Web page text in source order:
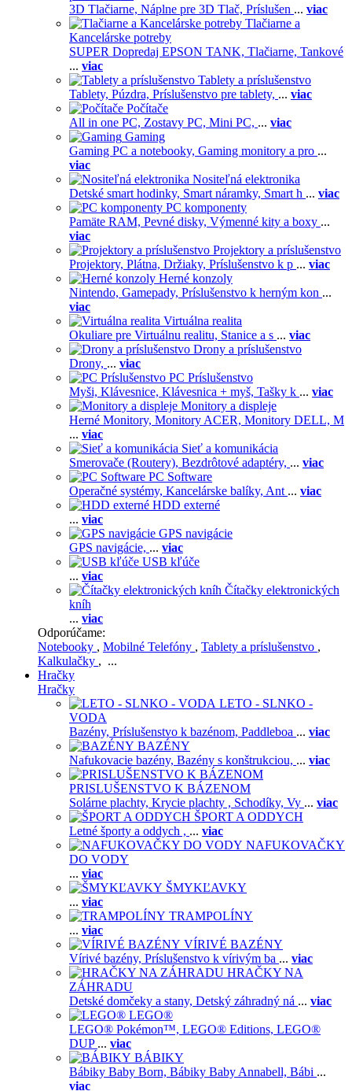
3D Tlačiarne, Náplne pre 3D Tlač, Príslušen ... viac
Tlačiarne a
Kancelárske potreby
SUPER Dopredaj EPSON TANK, Tlačiarne, Tankové
... viac
Tablety a príslušenstvo
Tablety, Púzdra, Príslušenstvo pre tablety, ... viac
Počítače
All in one PC, Zostavy PC, Mini PC, ... viac
Gaming
Gaming PC a notebooky, Gaming monitory a pro ...
viac
Nositeľná elektronika
Detské smart hodinky, Smart náramky, Smart h ... viac
PC komponenty
Pamäte RAM, Pevné disky, Výmenné kity a boxy ...
viac
Projektory a príslušenstvo
Projektory, Plátna, Držiaky, Príslušenstvo k p ... viac
Herné konzoly
Nintendo, Gamepady, Príslušenstvo k herným kon ...
viac
Virtuálna realita
Okuliare pre Virtuálnu realitu, Stanice a s ... viac
Drony a príslušenstvo
Drony, ... viac
PC Príslušenstvo
Myši, Klávesnice, Klávesnica + myš, Tašky k ... viac
Monitory a displeje
Herné Monitory, Monitory ACER, Monitory DELL, M
... viac
Sieť a komunikácia
Smerovače (Routery), Bezdrôtové adaptéry, ... viac
PC Software
Operačné systémy, Kancelárske balíky, Ant ... viac
HDD externé
... viac
GPS navigácie
GPS navigácie, ... viac
USB kľúče
... viac
Čítačky elektronických
kníh
... viac
Odporúčame:
Notebooky , Mobilné Telefóny , Tablety a príslušenstvo ,
Kalkulačky , ...
Hračky
Hračky
LETO - SLNKO -
VODA
Bazény, Príslušenstvo k bazénom, Paddleboa ... viac
BAZÉNY
Nafukovacie bazény, Bazény s konštrukciou, ... viac
PRISLUŠENSTVO K BÁZENOM
Solárne plachty, Krycie plachty , Schodíky, Vy ... viac
ŠPORT A ODDYCH
Letné športy a oddych , ... viac
NAFUKOVAČKY
DO VODY
... viac
ŠMYKĽAVKY
... viac
TRAMPOLÍNY
... viac
VÍRIVÉ BAZÉNY
Vírivé bazény, Príslušenstvo k vírivým ba ... viac
HRAČKY NA
ZÁHRADU
Detské domčeky a stany, Detský záhradný ná ... viac
LEGO®
LEGO® Pokémon™, LEGO® Editions, LEGO®
DUP ... viac
BÁBIKY
Bábiky Baby Born, Bábiky Baby Annabell, Bábi ...
viac